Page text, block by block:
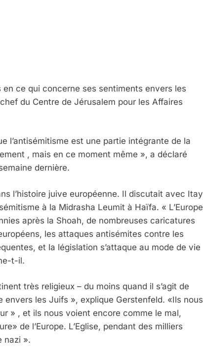
en ce qui concerne ses sentiments envers les
du Centre de Jérusalem pour les Affaires
l’antisémitisme est une partie intégrante de la
, mais en ce moment même », a déclaré
dernière.
l’histoire juive européenne. Il discutait avec Itay
à la Midrasha Leumit à Haïfa. « L’Europe
après la Shoah, de nombreuses caricatures
les attaques antisémites contre les
et la législation s’attaque au mode de vie
t-il.
très religieux – du moins quand il s’agit de
envers les Juifs », explique Gerstenfeld. «Ils nous
» , et ils nous voient encore comme le mal,
de l’Europe. L’Eglise, pendant des milliers
nazi ».